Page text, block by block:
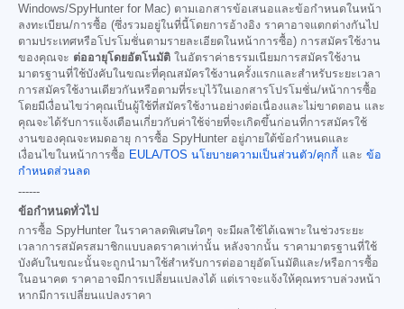
Windows/SpyHunter for Mac) ตามเอกสารข้อเสนอและข้อกำหนดในหน้า
ลงทะเบียน/การซื้อ (ซึ่งรวมอยู่ในที่นี้โดยการอ้างอิง ราคาอาจแตกต่างกันไป
ตามประเทศหรือโปรโมชั่นตามรายละเอียดในหน้าการซื้อ) การสมัครใช้งาน
ของคุณจะ ต่ออายุโดยอัตโนมัติ ในอัตราค่าธรรมเนียมการสมัครใช้งาน
มาตรฐานที่ใช้บังคับในขณะที่คุณสมัครใช้งานครั้งแรกและสำหรับระยะเวลา
การสมัครใช้งานเดียวกันหรือตามที่ระบุไว้ในเอกสารโปรโมชั่น/หน้าการซื้อ
โดยมีเงื่อนไขว่าคุณเป็นผู้ใช้ที่สมัครใช้งานอย่างต่อเนื่องและไม่ขาดตอน และ
คุณจะได้รับการแจ้งเตือนเกี่ยวกับค่าใช้จ่ายที่จะเกิดขึ้นก่อนที่การสมัครใช้
งานของคุณจะหมดอายุ การซื้อ SpyHunter อยู่ภายใต้ข้อกำหนดและ
เงื่อนไขในหน้าการซื้อ EULA/TOS นโยบายความเป็นส่วนตัว/คุกกี้ และ ข้อ
กำหนดส่วนลด
------
ข้อกำหนดทั่วไป
การซื้อ SpyHunter ในราคาลดพิเศษใดๆ จะมีผลใช้ได้เฉพาะในช่วงระยะ
เวลาการสมัครสมาชิกแบบลดราคาเท่านั้น หลังจากนั้น ราคามาตรฐานที่ใช้
บังคับในขณะนั้นจะถูกนำมาใช้สำหรับการต่ออายุอัตโนมัติและ/หรือการซื้อ
ในอนาคต ราคาอาจมีการเปลี่ยนแปลงได้ แต่เราจะแจ้งให้คุณทราบล่วงหน้า
หากมีการเปลี่ยนแปลงราคา